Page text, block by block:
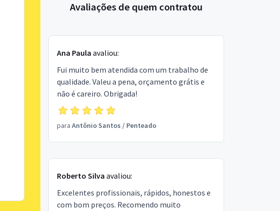
Avaliações de quem contratou
Ana Paula avaliou:
Fui muito bem atendida com um trabalho de
qualidade. Valeu a pena, orçamento grátis e
não é careiro. Obrigada!
para Antônio Santos / Penteado
Roberto Silva avaliou:
Excelentes profissionais, rápidos, honestos e
com bom preços. Recomendo muito